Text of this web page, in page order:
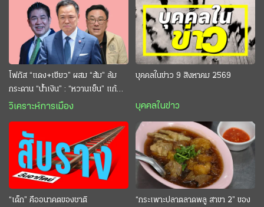
โฟกัส “แดง+เขียว” ผสม “ส้ม” ล้ม
กระดาน “นํ้าเงิน” : “หวานเย็น” แก้
กระหาย “อนุทิน” ดักตีกินสบาย
วิเคราะห์การเมือง
บุคคลในข่าว 9 สิงหาคม 2569
บุคคลในข่าว
“เด็ก” คืออนาคตของชาติ
“กระเพาะปลาตลาดพลู สาขา 2” ของ